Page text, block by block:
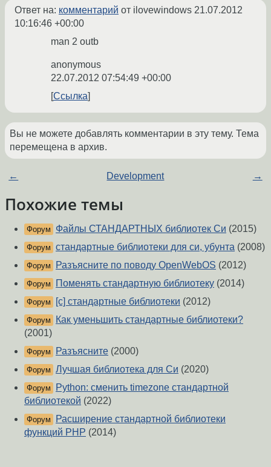
Ответ на: комментарий от ilovewindows 21.07.2012
10:16:46 +00:00
man 2 outb
anonymous
22.07.2012 07:54:49 +00:00
Ссылка
Вы не можете добавлять комментарии в эту тему. Тема
перемещена в архив.
← Development →
Похожие темы
Форум Файлы СТАНДАРТНЫХ библиотек Си (2015)
Форум стандартные библиотеки для си, убунта (2008)
Форум Разъясните по поводу OpenWebOS (2012)
Форум Поменять стандартную библиотеку (2014)
Форум [c] стандартные библиотеки (2012)
Форум
Как уменьшить стандартные библиотеки?
(2001)
Форум Разъясните (2000)
Форум Лучшая библиотека для Си (2020)
Форум
Python: сменить timezone стандартной
библиотекой (2022)
Форум
Расширение стандартной библиотеки
функций PHP (2014)